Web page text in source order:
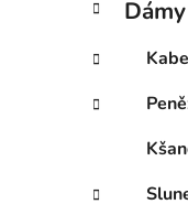
p
a
e
e
o
i
Dámy